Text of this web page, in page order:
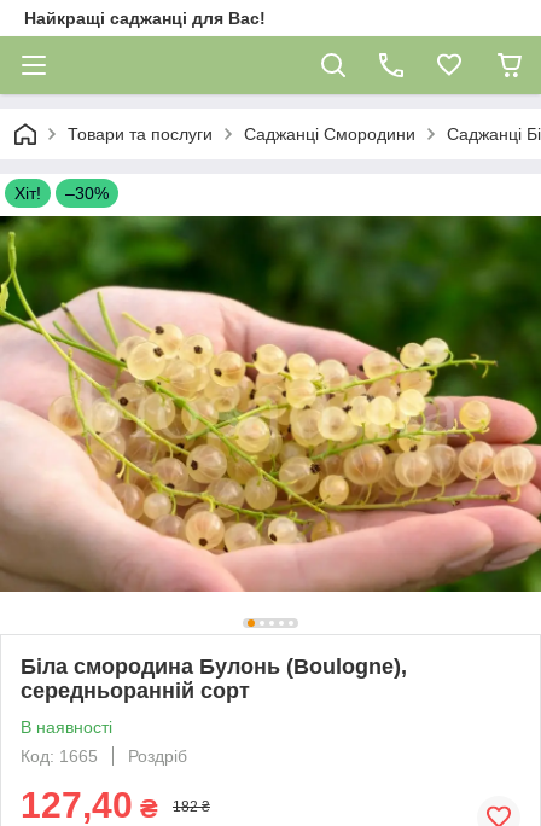
Найкращі саджанці для Вас!
Товари та послуги Саджанці Смородини Саджанці
Хіт! –30%
Біла смородина Булонь (Boulogne),
середньоранній сорт
В наявності
Код: 1665
Роздріб
127,40 ₴ 182 ₴